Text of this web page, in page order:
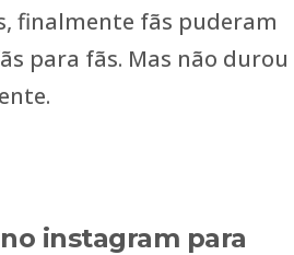
finalmente fãs puderam
para fãs. Mas não durou
instagram para